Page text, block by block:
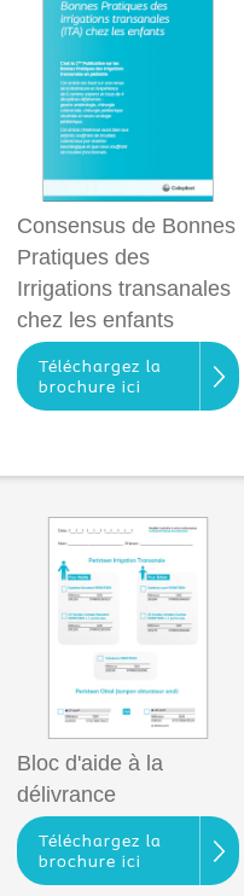
Consensus de Bonnes
Pratiques des
Irrigations transanales
chez les enfants
Téléchargez la
brochure ici
Bloc d'aide à la
délivrance
Téléchargez la
brochure ici